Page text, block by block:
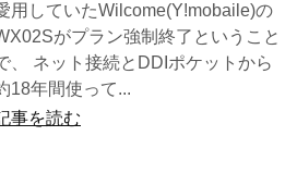
用していたWilcome(Y!mobaile)の
がプラン強制終了ということ
、 ネット接続とDDIポケットから
18年間使って...
事を読む